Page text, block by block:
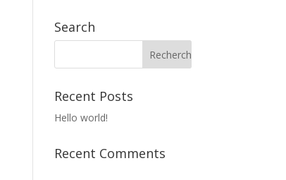
Search
Recent Posts
Hello world!
Recent Comments